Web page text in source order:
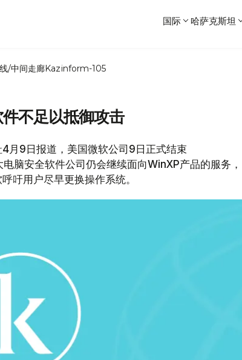
国际 哈萨克斯坦
/中间走廊Kazinform-105
不足以抵御攻击
月9日报道，美国微软公司9日正式结束
脑安全软件公司仍会继续面向WinXP产品的服务，
吁用户尽早更换操作系统。